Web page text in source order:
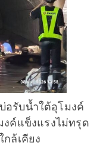
อรับน้ำใต้อุโมงค์
งค์แข็งแรงไม่ทรุด
ล้เคียง